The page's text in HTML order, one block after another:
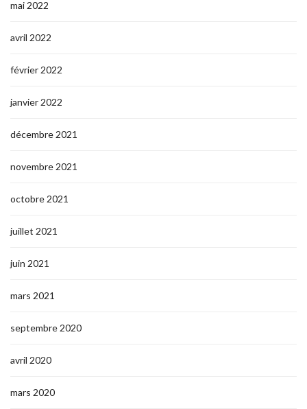
mai 2022
avril 2022
février 2022
janvier 2022
décembre 2021
novembre 2021
octobre 2021
juillet 2021
juin 2021
mars 2021
septembre 2020
avril 2020
mars 2020